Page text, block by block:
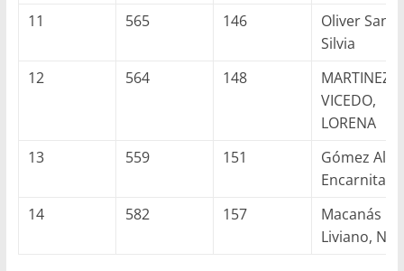
11
565 146
Oliver
Silvia
12
564 148
MARTINEZ
VICEDO,
LORENA
13
559 151
Gómez
Encarnita
14
582 157
Macanás
Liviano,